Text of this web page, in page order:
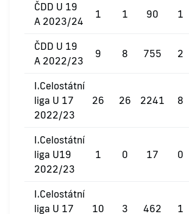
ČDD U 19
A 2023/24
1 1 90 1
ČDD U 19
A 2022/23
9 8 755 2
I.Celostátní
liga U 17
2022/23
26 26 2241 8
I.Celostátní
liga U19
2022/23
1 0 17 0
I.Celostátní
liga U 17
10 3 462 1